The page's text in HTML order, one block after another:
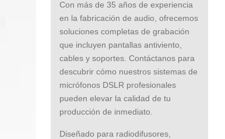
Con más de 35 años de experiencia
en la fabricación de audio, ofrecemos
soluciones completas de grabación
que incluyen pantallas antiviento,
cables y soportes. Contáctanos para
descubrir cómo nuestros sistemas de
micrófonos DSLR profesionales
pueden elevar la calidad de tu
producción de inmediato.
Diseñado para radiodifusores,